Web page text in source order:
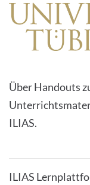
Über Handouts
ILIAS.
ILIAS